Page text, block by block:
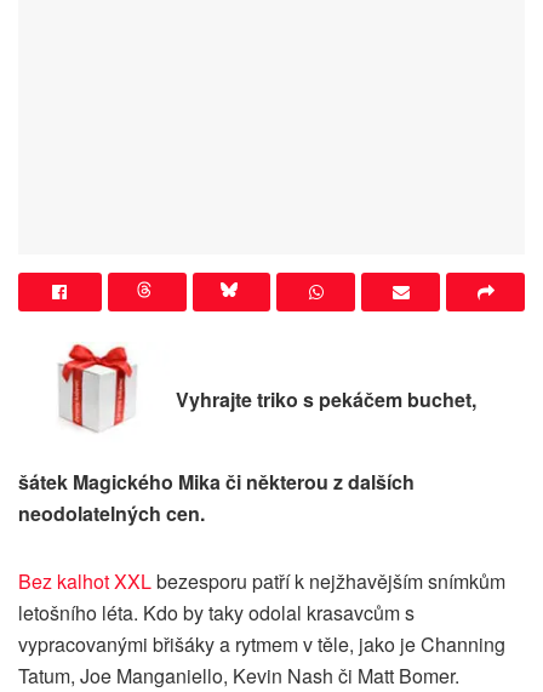
Vyhrajte triko s pekáčem buchet,
šátek Magického Mika či některou z dalších
neodolatelných cen.
Bez kalhot XXLbezesporu patří k nejžhavějším snímkům
letošního léta. Kdo by taky odolal krasavcům s
vypracovanými břišáky a rytmem v těle, jako jeChanning
Tatum, Joe Manganiello, Kevin Nash či Matt Bomer.